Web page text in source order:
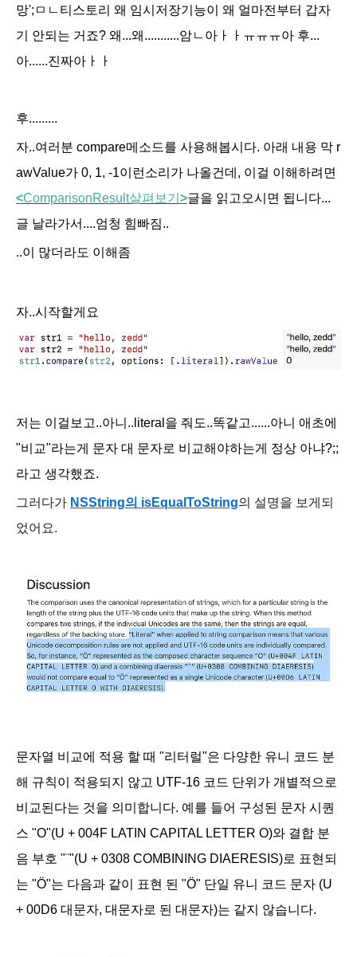
망';ㅁㄴ티스토리 왜 임시저장기능이 왜 얼마전부터 갑자
기 안되는 거죠? 왜...왜...........암ㄴ아ㅏㅏㅠㅠㅠ아 후...
아......진짜아ㅏㅏ
후.........
자..여러분 compare메소드를 사용해봅시다. 아래 내용 막 r
awValue가 0, 1, -1이런소리가 나올건데, 이걸 이해하려면
<ComparisonResult살펴보기 >글을 읽고오시면 됩니다...
글 날라가서....엄청 힘빠짐..
..이 많더라도 이해좀
자..시작할게요
저는 이걸보고..아니..literal을 줘도..똑같고......아니 애초에
"비교"라는게 문자 대 문자로 비교해야하는게 정상 아냐?;;
라고 생각했죠.
그러다가 NSString의 isEqualToString의 설명을 보게되
었어요.
문자열 비교에 적용 할 때 "리터럴"은 다양한 유니 코드 분
해 규칙이 적용되지 않고 UTF-16 코드 단위가 개별적으로
비교된다는 것을 의미합니다. 예를 들어 구성된 문자 시퀀
스 "O"(U + 004F LATIN CAPITAL LETTER O)와 결합 분
음 부호 "¨"(U + 0308 COMBINING DIAERESIS)로 표현되
는 "Ö"는 다음과 같이 표현 된 "Ö" 단일 유니 코드 문자 (U
+ 00D6 대문자, 대문자로 된 대문자)는 같지 않습니다.